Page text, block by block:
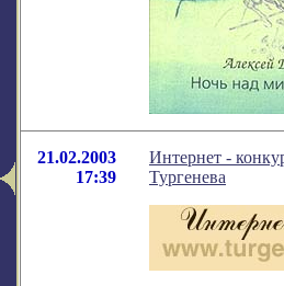
21.02.2003
17:39
Интернет -
Тургенева